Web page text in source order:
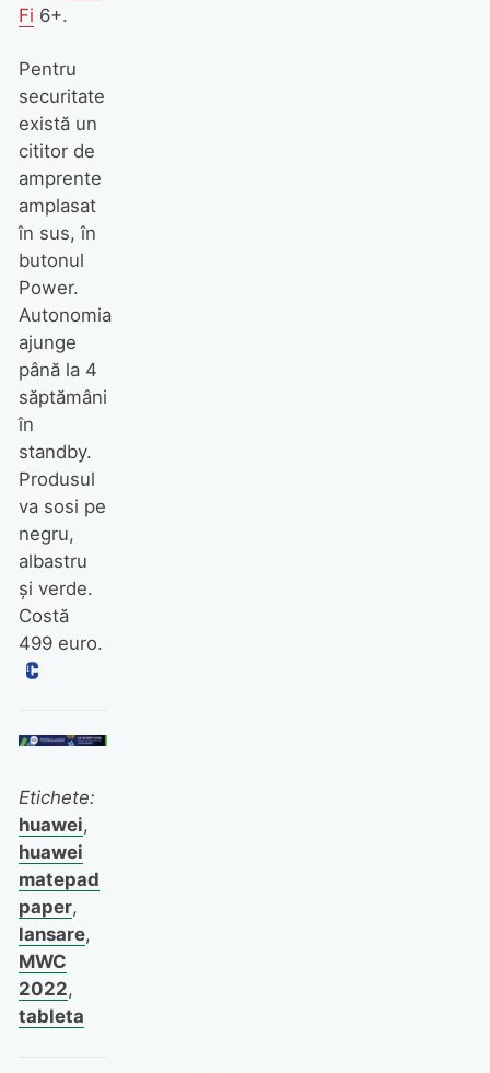
Fi 6+.
Pentru
securitate
există un
cititor de
amprente
amplasat
în sus, în
butonul
Power.
Autonomia
ajunge
până la 4
săptămâni
în
standby.
Produsul
va sosi pe
negru,
albastru
şi verde.
Costă
499 euro.
Etichete:
huawei,
huawei
matepad
paper,
lansare,
MWC
2022,
tableta